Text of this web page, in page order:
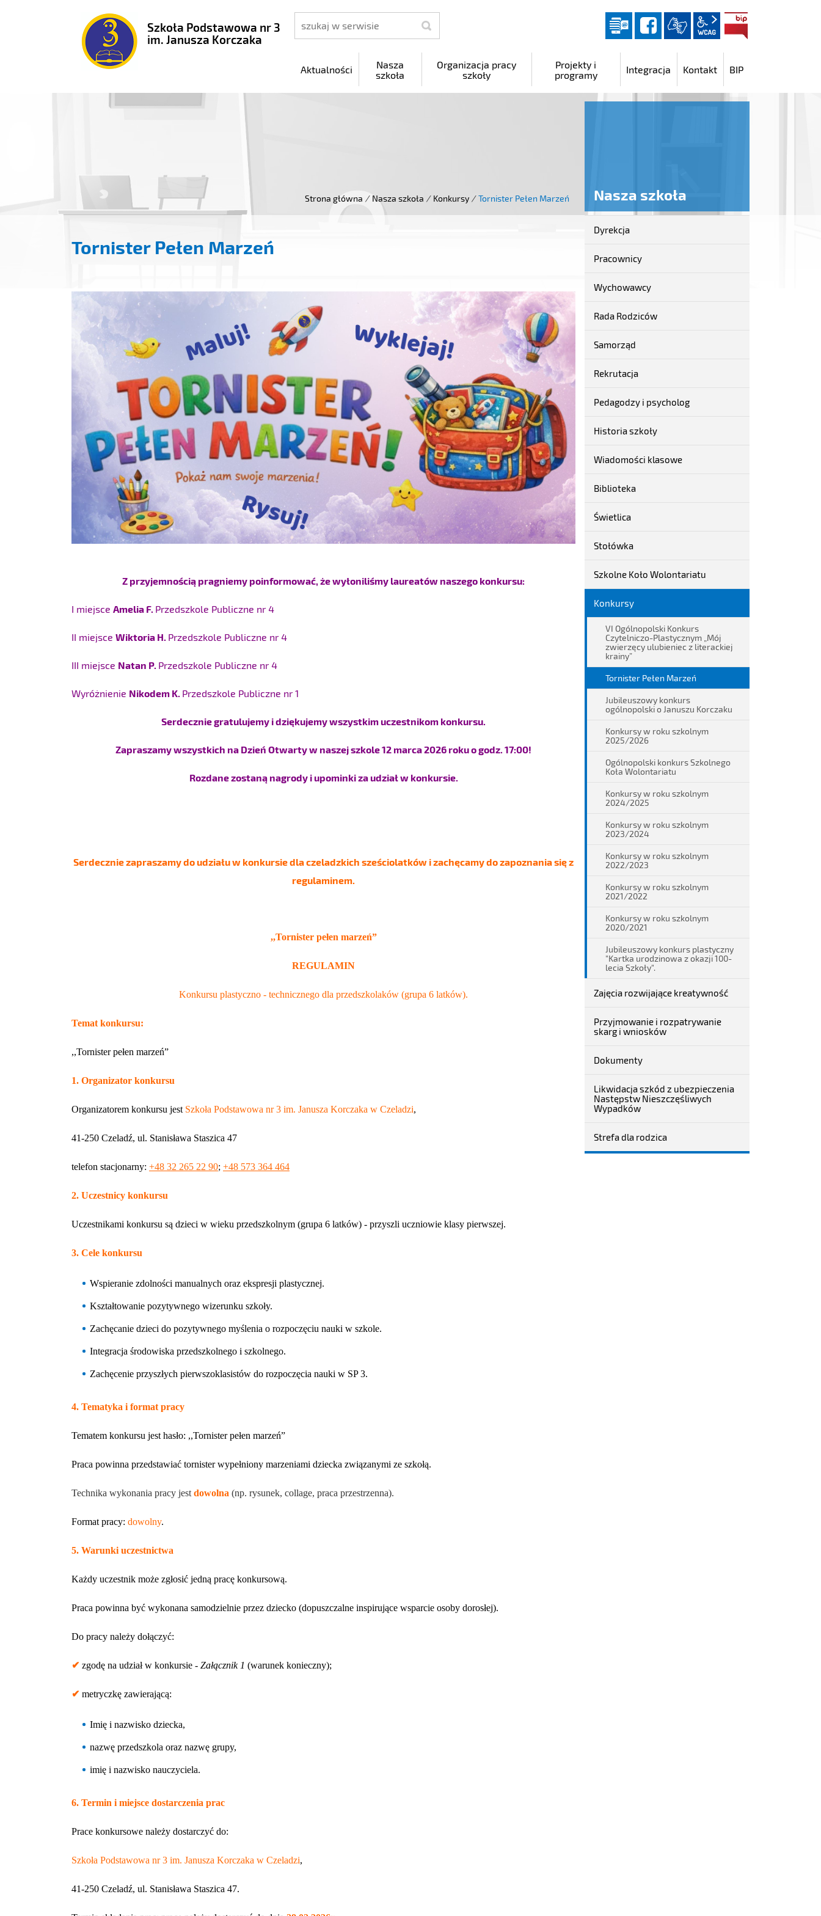
Szkoła Podstawowa nr 3
im. Janusza Korczaka
szukaj Dziennik elektroniczny
facebook
wcag2.1
Aktualności
Nasza
szkoła
Organizacja pracy
szkoły
Projekty i
programy
Integracja Kontakt BIP
Strona główna / Nasza szkoła / Konkursy / Tornister Pełen Marzeń Nasza szkoła
Tornister Pełen Marzeń
Z przyjemnością pragniemy poinformować, że wyłoniliśmy laureatów naszego konkursu:
I miejsce Amelia F. Przedszkole Publiczne nr 4
II miejsce Wiktoria H. Przedszkole Publiczne nr 4
III miejsce Natan P. Przedszkole Publiczne nr 4
Wyróżnienie Nikodem K. Przedszkole Publiczne nr 1
Serdecznie gratulujemy i dziękujemy wszystkim uczestnikom konkursu.
Zapraszamy wszystkich na Dzień Otwarty w naszej szkole 12 marca 2026 roku o godz. 17:00!
Rozdane zostaną nagrody i upominki za udział w konkursie.
Serdecznie zapraszamy do udziału w konkursie dla czeladzkich sześciolatków i zachęcamy do zapoznania się z
regulaminem.
,,Tornister pełen marzeń”
REGULAMIN
Konkursu plastyczno - technicznego dla przedszkolaków (grupa 6 latków).
Temat konkursu:
,,Tornister pełen marzeń”
1. Organizator konkursu
Organizatorem konkursu jest Szkoła Podstawowa nr 3 im. Janusza Korczaka w Czeladzi,
41-250 Czeladź, ul. Stanisława Staszica 47
telefon stacjonarny: +48 32 265 22 90; +48 573 364 464
2. Uczestnicy konkursu
Uczestnikami konkursu są dzieci w wieku przedszkolnym (grupa 6 latków) - przyszli uczniowie klasy pierwszej.
3. Cele konkursu
Wspieranie zdolności manualnych oraz ekspresji plastycznej.
Kształtowanie pozytywnego wizerunku szkoły.
Zachęcanie dzieci do pozytywnego myślenia o rozpoczęciu nauki w szkole.
Integracja środowiska przedszkolnego i szkolnego.
Zachęcenie przyszłych pierwszoklasistów do rozpoczęcia nauki w SP 3.
4. Tematyka i format pracy
Tematem konkursu jest hasło: ,,Tornister pełen marzeń”
Praca powinna przedstawiać tornister wypełniony marzeniami dziecka związanymi ze szkołą.
Technika wykonania pracy jest dowolna (np. rysunek, collage, praca przestrzenna).
Format pracy: dowolny.
5. Warunki uczestnictwa
Każdy uczestnik może zgłosić jedną pracę konkursową.
Praca powinna być wykonana samodzielnie przez dziecko (dopuszczalne inspirujące wsparcie osoby dorosłej).
Do pracy należy dołączyć:
✔ zgodę na udział w konkursie - Załącznik 1 (warunek konieczny);
✔ metryczkę zawierającą:
Imię i nazwisko dziecka,
nazwę przedszkola oraz nazwę grupy,
imię i nazwisko nauczyciela.
6. Termin i miejsce dostarczenia prac
Prace konkursowe należy dostarczyć do:
Szkoła Podstawowa nr 3 im. Janusza Korczaka w Czeladzi,
41-250 Czeladź, ul. Stanisława Staszica 47.
szkoła
Dyrekcja
Pracownicy
Wychowawcy
Rada Rodziców
Samorząd
Rekrutacja
Pedagodzy i psycholog
Historia szkoły
Wiadomości klasowe
Biblioteka
Świetlica
Stołówka
Szkolne Koło Wolontariatu
Konkursy
VI Ogólnopolski Konkurs
Czytelniczo-Plastycznym „Mój
zwierzęcy ulubieniec z literackiej
krainy”
Tornister Pełen Marzeń
Jubileuszowy konkurs
ogólnopolski o Januszu Korczaku
Konkursy w roku szkolnym
2025/2026
Ogólnopolski konkurs Szkolnego
Koła Wolontariatu
Konkursy w roku szkolnym
2024/2025
Konkursy w roku szkolnym
2023/2024
Konkursy w roku szkolnym
2022/2023
Konkursy w roku szkolnym
2021/2022
Konkursy w roku szkolnym
2020/2021
Jubileuszowy konkurs plastyczny
"Kartka urodzinowa z okazji 100-
lecia Szkoły".
Zajęcia rozwijające kreatywność
Przyjmowanie i rozpatrywanie
skarg i wniosków
Dokumenty
Likwidacja szkód z ubezpieczenia
Następstw Nieszczęśliwych
Wypadków
Strefa dla rodzica